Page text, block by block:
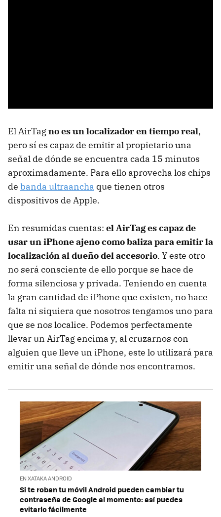
El AirTagno es un localizador en tiempo real,
pero sí es capaz de emitir al propietario una
señal de dónde se encuentra cada 15 minutos
aproximadamente. Para ello aprovecha los chips
de banda ultraancha que tienen otros
dispositivos de Apple.
En resumidas cuentas: el AirTag es capaz de
usar un iPhone ajeno como baliza para emitir la
localización al dueño del accesorio. Y este otro
no será consciente de ello porque se hace de
forma silenciosa y privada. Teniendo en cuenta
la gran cantidad de iPhone que existen, no hace
falta ni siquiera que nosotros tengamos uno para
que se nos localice. Podemos perfectamente
llevar un AirTag encima y, al cruzarnos con
alguien que lleve un iPhone, este lo utilizará para
emitir una señal de dónde nos encontramos.
EN XATAKA ANDROID
Si te roban tu móvil Android pueden cambiar tu
contraseña de Google al momento: así puedes
evitarlo fácilmente